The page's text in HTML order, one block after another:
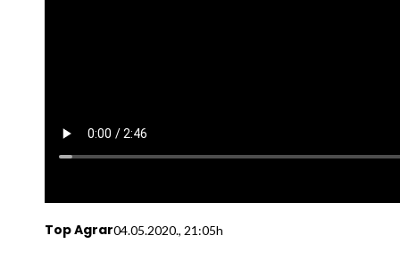
Top Agrar04.05.2020., 21:05h